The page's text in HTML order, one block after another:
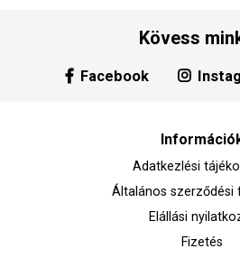
Kövess
Facebook
Adatkezlési
Általános szerződési
Elállási
Fizetés